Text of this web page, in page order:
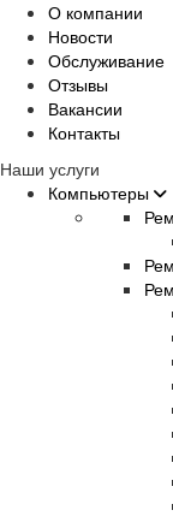
О компании
Новости
Обслуживание
Отзывы
Вакансии
Контакты
Наши услуги
Компьютеры